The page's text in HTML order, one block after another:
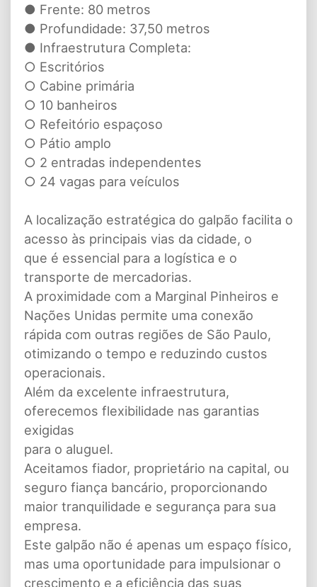
● Frente: 80 metros
● Profundidade: 37,50 metros
● Infraestrutura Completa:
○ Escritórios
○ Cabine primária
○ 10 banheiros
○ Refeitório espaçoso
○ Pátio amplo
○ 2 entradas independentes
○ 24 vagas para veículos
A localização estratégica do galpão facilita o
acesso às principais vias da cidade, o
que é essencial para a logística e o
transporte de mercadorias.
A proximidade com a Marginal Pinheiros e
Nações Unidas permite uma conexão
rápida com outras regiões de São Paulo,
otimizando o tempo e reduzindo custos
operacionais.
Além da excelente infraestrutura,
oferecemos flexibilidade nas garantias
exigidas
para o aluguel.
Aceitamos fiador, proprietário na capital, ou
seguro fiança bancário, proporcionando
maior tranquilidade e segurança para sua
empresa.
Este galpão não é apenas um espaço físico,
mas uma oportunidade para impulsionar o
crescimento e a eficiência das suas